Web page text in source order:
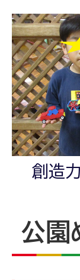
創造
公園